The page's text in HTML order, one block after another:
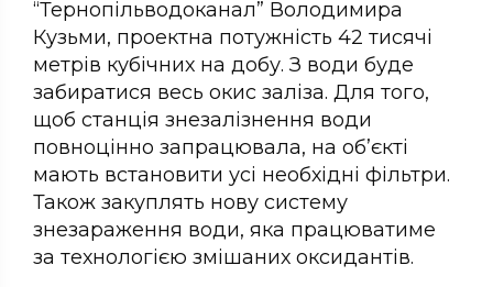
“Тернопільводоканал” Володимира
Кузьми, проектна потужність 42 тисячі
метрів кубічних на добу. З води буде
забиратися весь окис заліза. Для того,
щоб станція знезалізнення води
повноцінно запрацювала, на об’єкті
мають встановити усі необхідні фільтри.
Також закуплять нову систему
знезараження води, яка працюватиме
за технологією змішаних оксидантів.